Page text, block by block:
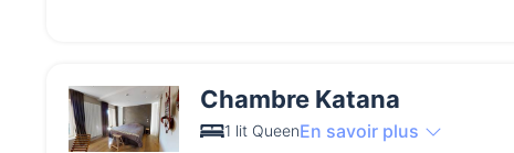
Chambre Katana
1 lit QueenEn savoir plus